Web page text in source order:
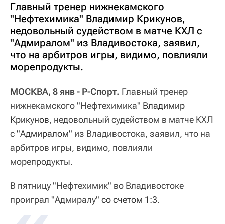
Главный тренер нижнекамского
"Нефтехимика" Владимир Крикунов,
недовольный судейством в матче КХЛ с
"Адмиралом" из Владивостока, заявил,
что на арбитров игры, видимо, повлияли
морепродукты.
МОСКВА, 8 янв - Р-Спорт. Главный тренер
нижнекамского "Нефтехимика" Владимир
Крикунов, недовольный судейством в матче КХЛ
с"Адмиралом" из Владивостока, заявил, что на
арбитров игры, видимо, повлияли
морепродукты.
В пятницу "Нефтехимик" во Владивостоке
проиграл "Адмиралу" со счетом 1:3.